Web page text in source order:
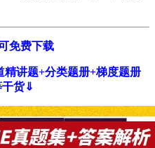
免费下载
讲题+分类题册+梯度题册
干货⇓